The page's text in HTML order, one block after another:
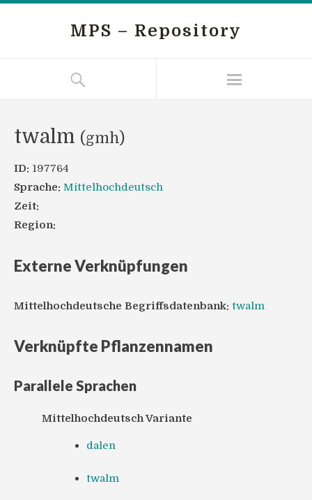
MPS – Repository
twalm (gmh)
ID: 197764
Sprache: Mittelhochdeutsch
Zeit:
Region:
Externe Verknüpfungen
Mittelhochdeutsche Begriffsdatenbank: twalm
Verknüpfte Pflanzennamen
Parallele Sprachen
Mittelhochdeutsch Variante
dalen
twalm